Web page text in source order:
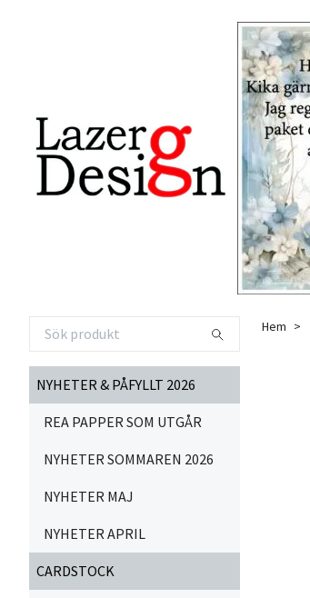
NYHETER & PÅFYLLT 2026
REA PAPPER SOM UTGÅR
NYHETER SOMMAREN 2026
NYHETER MAJ
NYHETER APRIL
CARDSTOCK
Hem